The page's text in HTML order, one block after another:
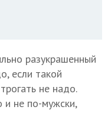
разукрашенный
если такой
не надо.
и не по-мужски,